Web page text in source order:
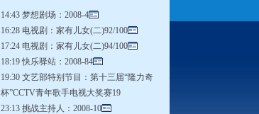
14:43 梦想剧场：2008-4
16:28 电视剧：家有儿女(二)92/100
17:24 电视剧：家有儿女(二)94/100
18:19 快乐驿站：2008-84
19:30 文艺部特别节目：第十三届“隆力奇
杯”CCTV青年歌手电视大奖赛19
23:13 挑战主持人：2008-10